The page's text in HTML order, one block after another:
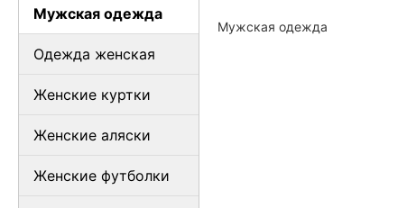
Мужская одежда
Одежда женская
Женские куртки
Женские аляски
Женские футболки
Мужская одежда